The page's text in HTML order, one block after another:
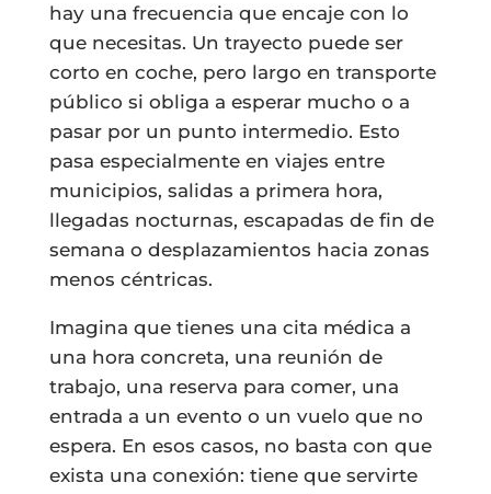
hay una frecuencia que encaje con lo
que necesitas. Un trayecto puede ser
corto en coche, pero largo en transporte
público si obliga a esperar mucho o a
pasar por un punto intermedio. Esto
pasa especialmente en viajes entre
municipios, salidas a primera hora,
llegadas nocturnas, escapadas de fin de
semana o desplazamientos hacia zonas
menos céntricas.
Imagina que tienes una cita médica a
una hora concreta, una reunión de
trabajo, una reserva para comer, una
entrada a un evento o un vuelo que no
espera. En esos casos, no basta con que
exista una conexión: tiene que servirte